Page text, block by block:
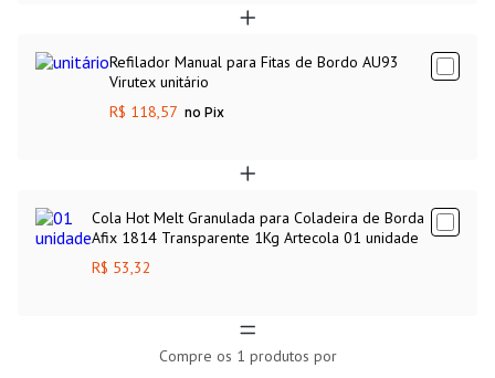
Refilador Manual para Fitas de Bordo AU93
Virutex unitário
R$ 118,57 no Pix
Cola Hot Melt Granulada para Coladeira de Borda
Afix 1814 Transparente 1Kg Artecola 01 unidade
R$ 53,32
Compre os 1 produtos por